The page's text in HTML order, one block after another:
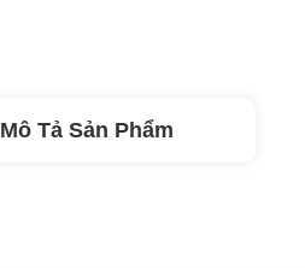
Mô Tả Sản Phẩm